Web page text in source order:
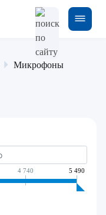
Микрофоны
4 740 5 490